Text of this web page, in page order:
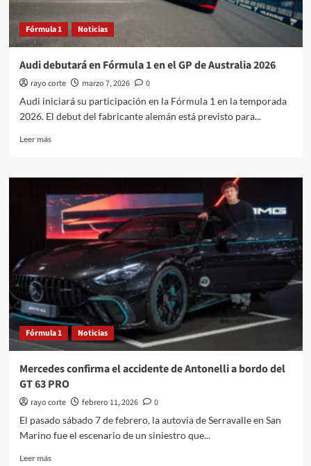
como
vehículo
de
exhibición
Fórmula 1 Noticias
Audi debutará en Fórmula 1 en el GP de Australia 2026
rayo corte marzo 7, 2026
0
Audi iniciará su participación en la Fórmula 1 en la temporada
2026. El debut del fabricante alemán está previsto para...
Leer másLeer
Audi
en
Fórmula
1
en
el
de
2026
Fórmula 1 Noticias
Mercedes confirma el accidente de Antonelli a bordo del
GT 63 PRO
rayo corte febrero 11, 2026
0
El pasado sábado 7 de febrero, la autovía de Serravalle en San
Marino fue el escenario de un siniestro que...
Leer másLeer